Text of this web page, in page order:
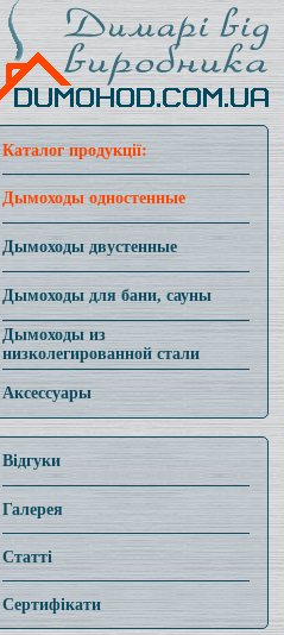
Каталог продукції:
Дымоходы одностенные
Дымоходы двустенные
Дымоходы для бани, сауны
Дымоходы из
низколегированной стали
Аксессуары
Відгуки
Галерея
Статті
Сертифікати